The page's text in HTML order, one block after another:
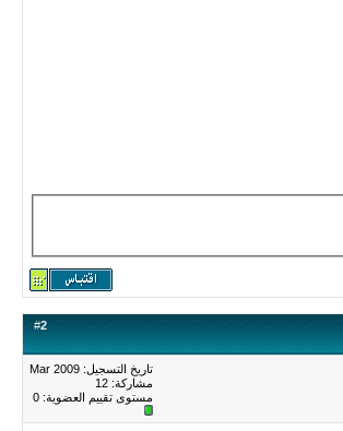
#2
تاريخ التسجيل: Mar 2009
مشاركة: 12
مستوى تقييم العضوية: 0